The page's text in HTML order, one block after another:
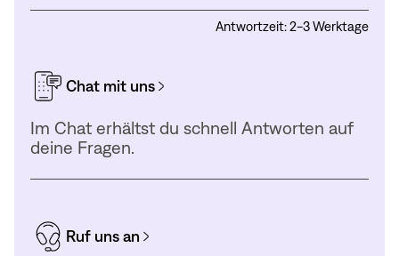
Antwortzeit: 2-3 Werktage
Chat mit uns
Im Chat erhältst du schnell Antworten auf
deine Fragen.
Ruf uns an